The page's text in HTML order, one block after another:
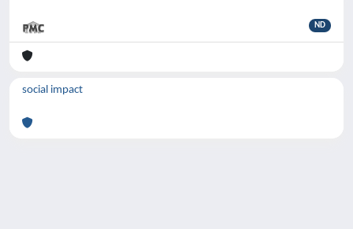
ND
social impact